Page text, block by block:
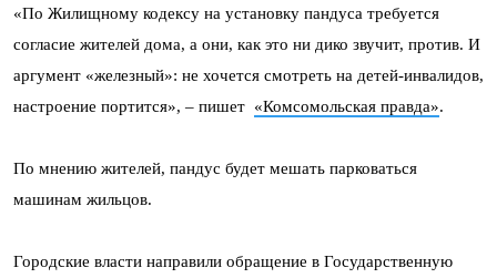
«По Жилищному кодексу на установку пандуса требуется
согласие жителей дома, а они, как это ни дико звучит, против. И
аргумент «железный»: не хочется смотреть на детей-инвалидов,
настроение портится», – пишет «Комсомольская правда».
По мнению жителей, пандус будет мешать парковаться
машинам жильцов.
Городские власти направили обращение в Государственную